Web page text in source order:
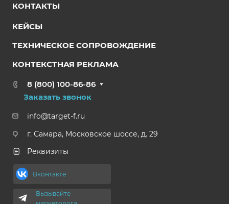
КОНТАКТЫ
КЕЙСЫ
ТЕХНИЧЕ СКОЕ СОПРОВОЖДЕНИЕ
КОНТЕКСТНАЯ РЕКЛАМА
8 (800) 100-86-86
Заказать звонок
info@target-f.ru
г. Самара, Московское шоссе, д. 29
Реквизиты
Вконтакте
Вызывайте